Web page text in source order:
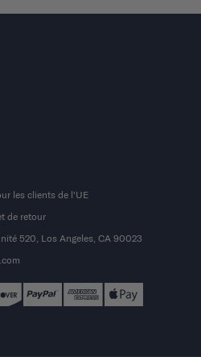
les clients de l'UE
de retour
520, Los Angeles, CA 90023